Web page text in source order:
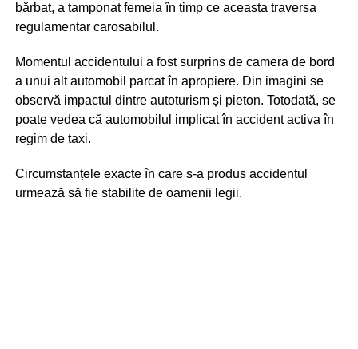
bărbat, a tamponat femeia în timp ce aceasta traversa
regulamentar carosabilul.
Momentul accidentului a fost surprins de camera de bord
a unui alt automobil parcat în apropiere. Din imagini se
observă impactul dintre autoturism și pieton. Totodată, se
poate vedea că automobilul implicat în accident activa în
regim de taxi.
Circumstanțele exacte în care s-a produs accidentul
urmează să fie stabilite de oamenii legii.